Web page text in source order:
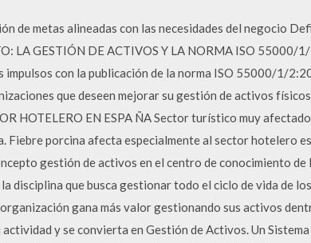
de metas alineadas con las necesidades del negocio
LA GESTIÓN DE ACTIVOS Y LA NORMA ISO 55000/
impulsos con la publicación de la norma ISO 55000/1/
que deseen mejorar su gestión de activos
HOTELERO EN ESPA ÑA Sector turístico muy
Fiebre porcina afecta especialmente al sector hotelero
gestión de activos en el centro de conocimiento de
disciplina que busca gestionar todo el ciclo de vida de
gana más valor gestionando sus activos
y se convierta en Gestión de Activos. Un